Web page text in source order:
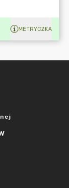
METRYCZKA